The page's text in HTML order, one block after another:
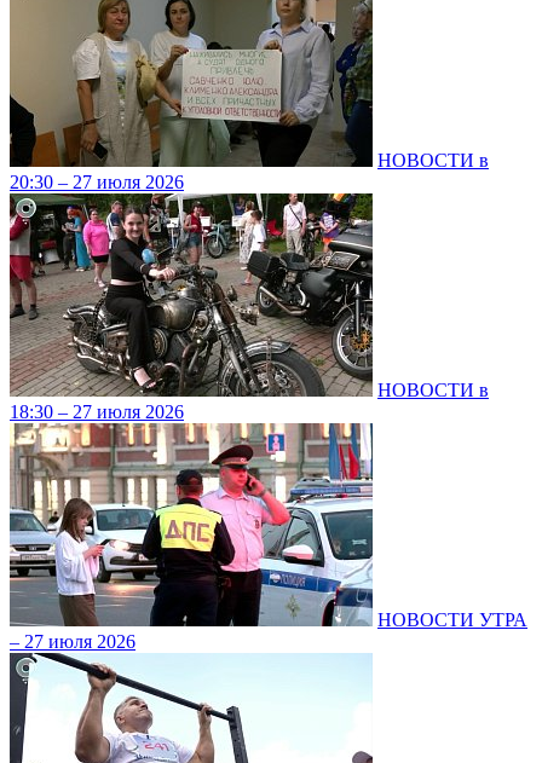
НОВОСТИ в
20:30 – 27 июля 2026
НОВОСТИ в
18:30 – 27 июля 2026
НОВОСТИ УТРА
– 27 июля 2026